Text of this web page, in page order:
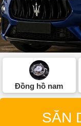
Đồng hồ nam
SĂN